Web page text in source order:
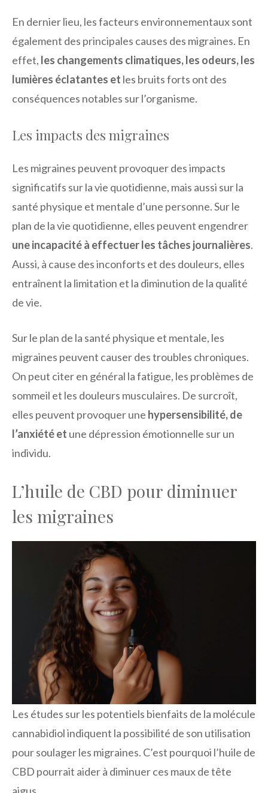
En dernier lieu, les facteurs environnementaux sont
également des principales causes des migraines. En
effet, les changements climatiques, les odeurs, les
lumières éclatantes et les bruits forts ont des
conséquences notables sur l’organisme.
Les impacts des migraines
Les migraines peuvent provoquer des impacts
significatifs sur la vie quotidienne, mais aussi sur la
santé physique et mentale d’une personne. Sur le
plan de la vie quotidienne, elles peuvent engendrer
une incapacité à effectuer les tâches journalières.
Aussi, à cause des inconforts et des douleurs, elles
entraînent la limitation et la diminution de la qualité
de vie.
Sur le plan de la santé physique et mentale, les
migraines peuvent causer des troubles chroniques.
On peut citer en général la fatigue, les problèmes de
sommeil et les douleurs musculaires. De surcroît,
elles peuvent provoquer une hypersensibilité, de
l’anxiété et une dépression émotionnelle sur un
individu.
L’huile de CBD pour diminuer
les migraines
Les études sur les potentiels bienfaits de la molécule
cannabidiol indiquent la possibilité de son utilisation
pour soulager les migraines. C’est pourquoi l’huile de
CBD pourrait aider à diminuer ces maux de tête